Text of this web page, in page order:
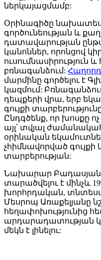
ներկայացմամբ:
Օրինագիծը
գործունեության և
դատավարության
կանոններ, որոնցով
ուսումնասիրություն
բռնագանձում:
մարմինը գործելու է
կազմում:
դեպքերի վրա, երբ
գույքի
Ընդգծենք, որ խոսքը
այլ՝ տվյալ
օրինական
չհիմնավորված
տարբերության:
Նախարար Բադասյանը
տարածվելու է մինչև
խորհրդական,
Մեսրոպ Առաքելյանը
հեղափոխությունից
արդարադատության
մեկն է լինելու: